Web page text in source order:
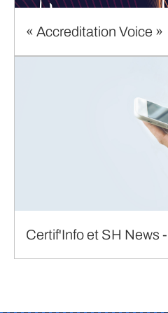
« Accreditation Voice »
Certif'Info et SH News